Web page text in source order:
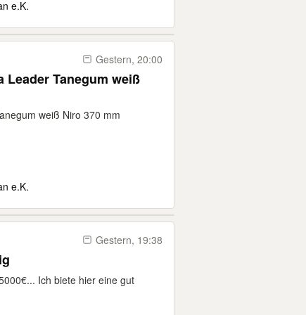
e.K.
Gestern, 20:00
Tanegum weiß
weiß Niro 370 mm
e.K.
Gestern, 19:38
Ich biete hier eine gut